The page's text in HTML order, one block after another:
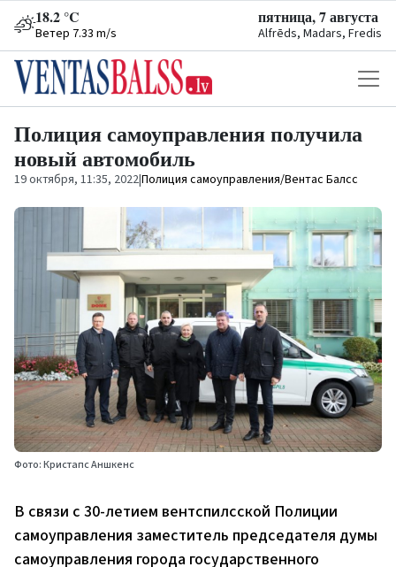
18.2 °C
Ветер 7.33 m/s
пятница, 7 августа
Alfrēds, Madars, Fredis
Полиция самоуправления получила
новый автомобиль
19 октября, 11:35, 2022|Полиция самоуправления/Вентас Балсс
Фото: Кристапс Аншкенс
В связи с 30-летием вентспилсской Полиции
самоуправления заместитель председателя думы
самоуправления города государственного